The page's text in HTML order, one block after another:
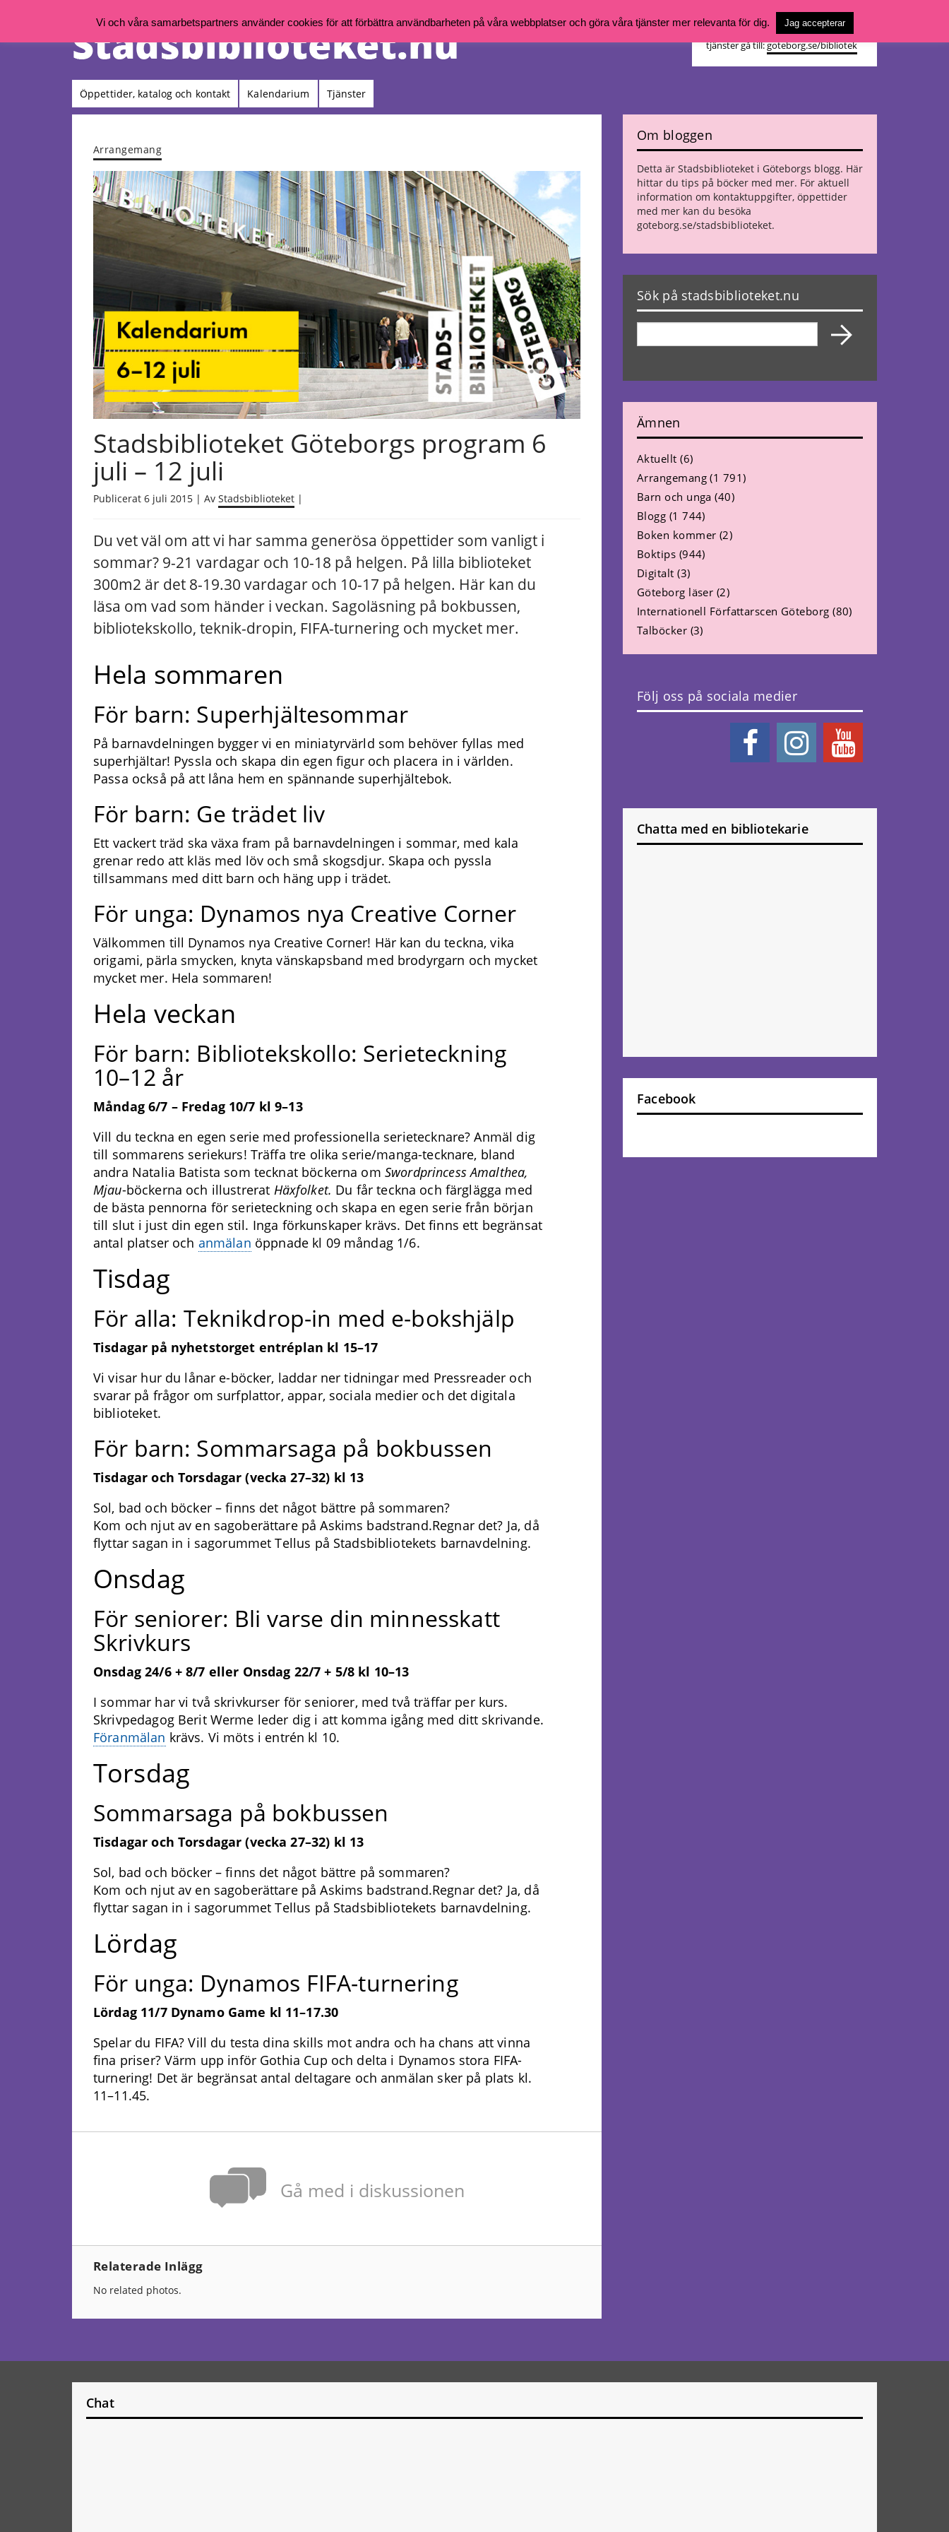
Öppettider, katalog och kontakt Kalendarium Tjänster
Vill du söka böcker, logga in på ditt
bibliotekskonto eller nå övriga
tjänster gå till:goteborg.se/bibliotek
Arrangemang
Stadsbiblioteket Göteborgs program 6
juli – 12 juli
Publicerat 6 juli 2015 | Av Stadsbiblioteket |
Du vet väl om att vi har samma generösa öppettider som vanligt i
sommar? 9-21 vardagar och 10-18 på helgen. På lilla biblioteket
300m2 är det 8-19.30 vardagar och 10-17 på helgen. Här kan du
läsa om vad som händer i veckan. Sagoläsning på bokbussen,
bibliotekskollo, teknik-dropin, FIFA-turnering och mycket mer.
Hela sommaren
För barn: Superhjältesommar
På barnavdelningen bygger vi en miniatyrvärld som behöver fyllas med
superhjältar! Pyssla och skapa din egen figur och placera in i världen.
Passa också på att låna hem en spännande superhjältebok.
För barn: Ge trädet liv
Ett vackert träd ska växa fram på barnavdelningen i sommar, med kala
grenar redo att kläs med löv och små skogsdjur. Skapa och pyssla
tillsammans med ditt barn och häng upp i trädet.
För unga: Dynamos nya Creative Corner
Välkommen till Dynamos nya Creative Corner! Här kan du teckna, vika
origami, pärla smycken, knyta vänskapsband med brodyrgarn och mycket
mycket mer. Hela sommaren!
Hela veckan
För barn: Bibliotekskollo: Serieteckning
10–12 år
Måndag 6/7 – Fredag 10/7 kl 9–13
Vill du teckna en egen serie med professionella serietecknare? Anmäl dig
till sommarens seriekurs! Träffa tre olika serie/manga-tecknare, bland
andra Natalia Batista som tecknat böckerna om Swordprincess Amalthea,
Mjau-böckerna och illustrerat Häxfolket. Du får teckna och färglägga med
de bästa pennorna för serieteckning och skapa en egen serie från början
till slut i just din egen stil. Inga förkunskaper krävs. Det finns ett begränsat
antal platser och anmälan öppnade kl 09 måndag 1/6.
Tisdag
För alla: Teknikdrop-in med e-bokshjälp
Tisdagar på nyhetstorget entréplan kl 15–17
Vi visar hur du lånar e-böcker, laddar ner tidningar med Pressreader och
svarar på frågor om surfplattor, appar, sociala medier och det digitala
biblioteket.
För barn: Sommarsaga på bokbussen
Tisdagar och Torsdagar (vecka 27–32) kl 13
Sol, bad och böcker – finns det något bättre på sommaren?
Kom och njut av en sagoberättare på Askims badstrand.Regnar det? Ja, då
flyttar sagan in i sagorummet Tellus på Stadsbibliotekets barnavdelning.
Onsdag
För seniorer: Bli varse din minnesskatt
Skrivkurs
Onsdag 24/6 + 8/7 eller Onsdag 22/7 + 5/8 kl 10–13
I sommar har vi två skrivkurser för seniorer, med två träffar per kurs.
Skrivpedagog Berit Werme leder dig i att komma igång med ditt skrivande.
Föranmälan krävs. Vi möts i entrén kl 10.
Torsdag
Sommarsaga på bokbussen
Tisdagar och Torsdagar (vecka 27–32) kl 13
Sol, bad och böcker – finns det något bättre på sommaren?
Kom och njut av en sagoberättare på Askims badstrand.Regnar det? Ja, då
flyttar sagan in i sagorummet Tellus på Stadsbibliotekets barnavdelning.
Lördag
För unga: Dynamos FIFA-turnering
Lördag 11/7 Dynamo Game kl 11–17.30
Spelar du FIFA? Vill du testa dina skills mot andra och ha chans att vinna
fina priser? Värm upp inför Gothia Cup och delta i Dynamos stora FIFA-
turnering! Det är begränsat antal deltagare och anmälan sker på plats kl.
11–11.45.
Gå med i diskussionen
Relaterade Inlägg
No related photos.
Om bloggen
Detta är Stadsbiblioteket i Göteborgs blogg. Här
hittar du tips på böcker med mer. För aktuell
information om kontaktuppgifter, öppettider
med mer kan du besöka
goteborg.se/stadsbiblioteket.
Sök på stadsbiblioteket.nu
Ämnen
Aktuellt (6)
Arrangemang(1 791)
Barn och unga (40)
Blogg (1 744)
Boken kommer (2)
Boktips (944)
Digitalt (3)
Göteborg läser (2)
Internationell Författarscen Göteborg (80)
Talböcker (3)
Följ oss på sociala medier
Chatta med en bibliotekarie
Facebook
Chat
Vi och våra samarbetspartners använder cookies för att förbättra användbarheten på våra webbplatser och göra våra tjänster mer relevanta för dig. Jag accepterar